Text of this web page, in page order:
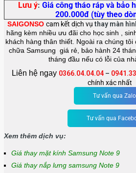
Lưu ý: Giá công tháo ráp và bảo
200.000đ (tùy theo
SAIGONSO cam kết dịch vụthay màn
hãng kèm nhiều ưu đãi cho học sinh ,
khách hàng thân thiết. Ngoài ra chúng
chữa Samsung giá rẻ, bảo hành 24
tháng đầu nếu có lỗi của
Liên hệ ngay 0366.04.04.04 –
chính xác nhất
Tư vấn qua Zalo
Tư vấn qua
Xem thêm dịch vụ:
Giá thay mặt kính Samsung Note 9
Giá thay nắp lưng samsung Note 9